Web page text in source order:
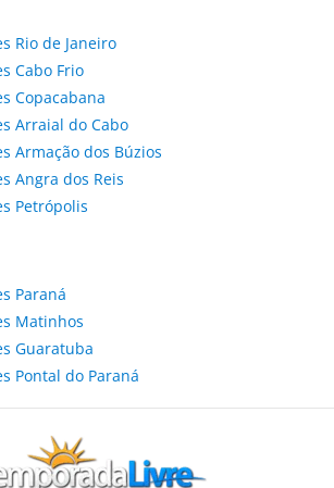
Rio de Janeiro
Cabo Frio
Copacabana
Arraial do Cabo
Armação dos Búzios
Angra dos Reis
Petrópolis
Paraná
Matinhos
Guaratuba
Pontal do Paraná